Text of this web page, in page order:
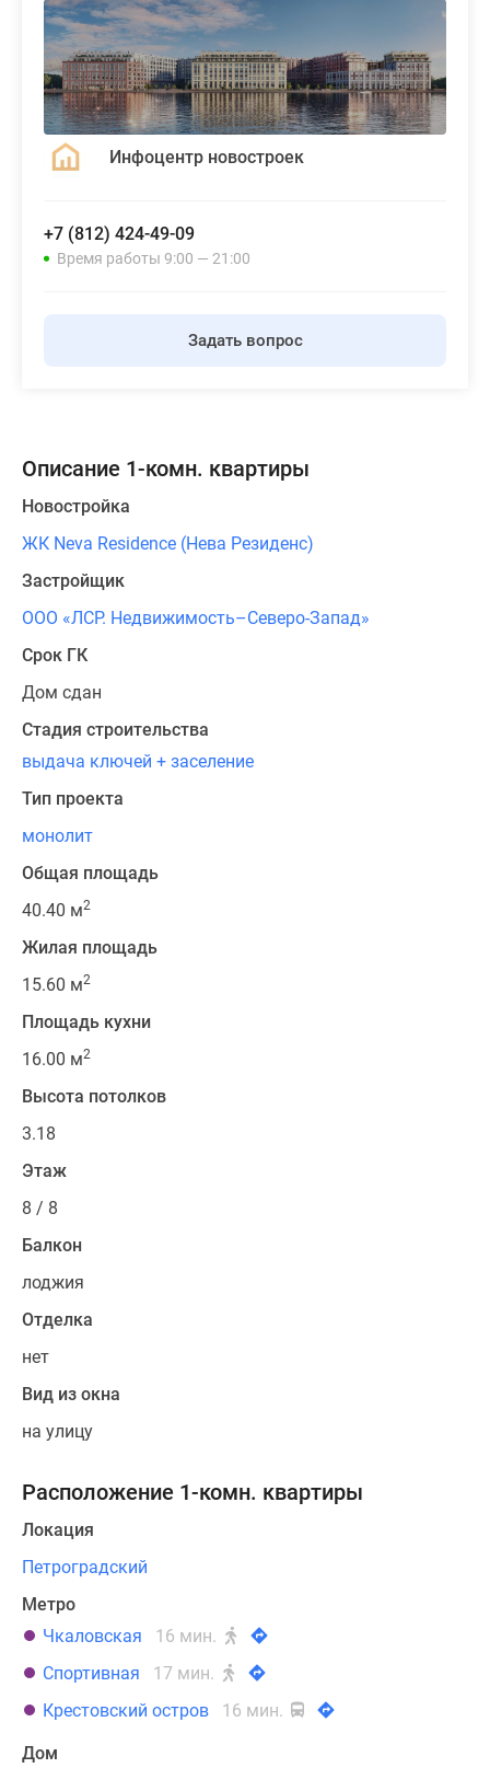
Инфоцентр новостроек
+7 (812) 424-49-09
Время работы 9:00 — 21:00
Задать вопрос
Описание 1-комн. квартиры
Новостройка
ЖК Neva Residence (Нева Резиденс)
Застройщик
ООО «ЛСР. Недвижимость–Северо-Запад»
Срок ГК
Дом сдан
Стадия строительства
выдача ключей + заселение
Тип проекта
монолит
Общая площадь
40.40 м2
Жилая площадь
15.60 м2
Площадь кухни
16.00 м2
Высота потолков
3.18
Этаж
8 / 8
Балкон
лоджия
Отделка
нет
Вид из окна
на улицу
Расположение 1-комн. квартиры
Локация
Петроградский
Метро
Чкаловская
16 мин.
Спортивная
17 мин.
Крестовский остров
16 мин.
Дом